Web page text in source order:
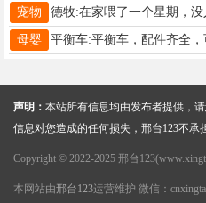
宠物
母婴
声明： 本站所有信息均由发布者提供，
信息对您造成的任何损失，邢台123不承
Copyright © 2022-2025 邢台
本网站由邢台123运营维护 微信：